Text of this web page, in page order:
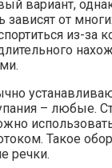
вариант,
зависят от
из-за
– любые.
Такое
речки.